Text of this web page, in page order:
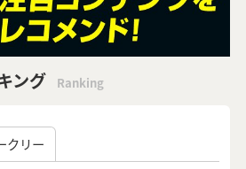
ング Ranking
クリー